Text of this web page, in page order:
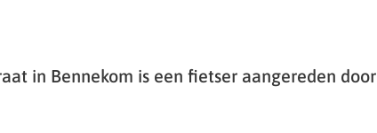
in Bennekom is een fietser aangereden door